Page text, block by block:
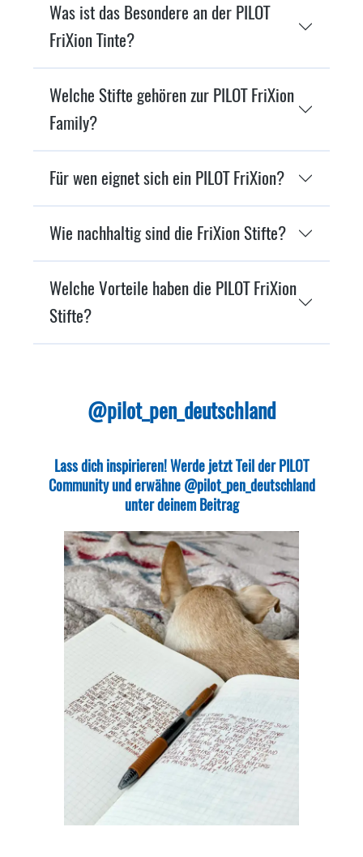
Was ist das Besondere an der PILOT
FriXion Tinte?
Welche Stifte gehören zur PILOT FriXion
Family?
Für wen eignet sich ein PILOT FriXion?
Wie nachhaltig sind die FriXion Stifte?
Welche Vorteile haben die PILOT FriXion
Stifte?
@pilot_pen_deutschland
Lass dich inspirieren! Werde jetzt Teil der PILOT
Community und erwähne @pilot_pen_deutschland
unter deinem Beitrag